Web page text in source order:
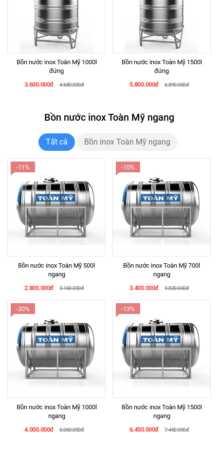
Bồn nước inox Toàn Mỹ 1000l
đứng
3.600.000đ
4.680.000đ
Bồn nước inox Toàn Mỹ 1500l
đứng
5.800.000đ
6.890.000đ
Bồn nước inox Toàn Mỹ ngang
Tất cả Bồn inox Toàn Mỹ ngang
-11%
Bồn nước inox Toàn Mỹ 500l
ngang
2.800.000đ
3.160.000đ
-10%
Bồn nước inox Toàn Mỹ 700l
ngang
3.400.000đ
3.820.000đ
-20%
Bồn nước inox Toàn Mỹ 1000l
ngang
4.000.000đ
5.060.000đ
-13%
Bồn nước inox Toàn Mỹ 1500l
ngang
6.450.000đ
7.450.000đ